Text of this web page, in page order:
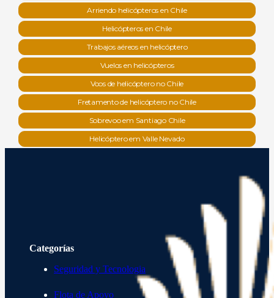
Arriendo helicópteros en Chile
Helicópteros en Chile
Trabajos aéreos en helicóptero
Vuelos en helicópteros
Voos de helicóptero no Chile
Fretamento de helicóptero no Chile
Sobrevoo em Santiago Chile
Helicóptero em Valle Nevado
Categorías
Seguridad y Tecnologia
Flota de Apoyo